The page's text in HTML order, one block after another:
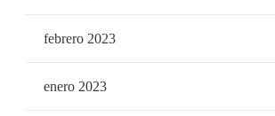
febrero 2023
enero 2023